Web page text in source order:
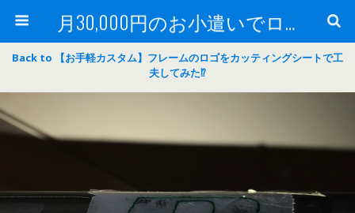
月30,000円のお小遣いでロードバイク
Back to 【お手軽カスタム】フレームのロゴをカッティングシートで工
夫してみた⁉